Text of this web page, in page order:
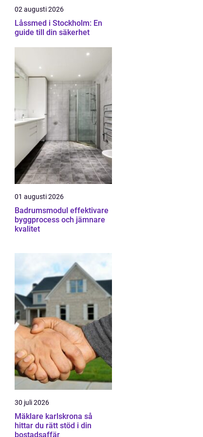
02 augusti 2026
Låssmed i Stockholm: En
guide till din säkerhet
01 augusti 2026
Badrumsmodul effektivare
byggprocess och jämnare
kvalitet
30 juli 2026
Mäklare karlskrona så
hittar du rätt stöd i din
bostadsaffär